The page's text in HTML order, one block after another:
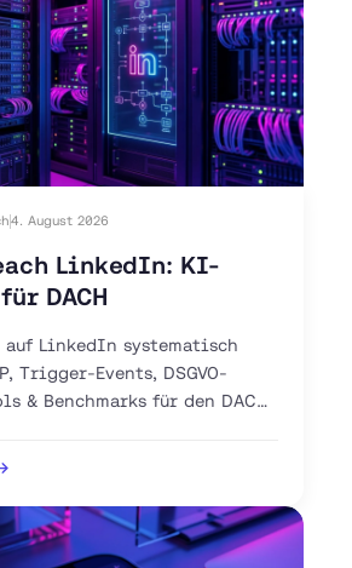
4. August 2026
LinkedIn: KI-
DACH
auf LinkedIn systematisch
Trigger-Events, DSGVO-
& Benchmarks für den DACH-